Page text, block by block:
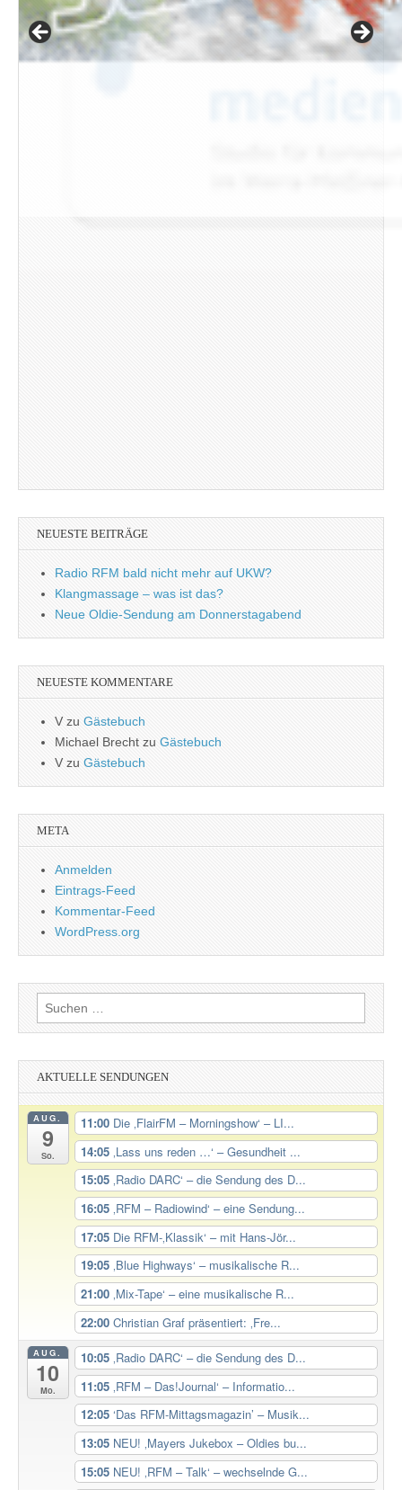
NEUESTE BEITRÄGE
Radio RFM bald nicht mehr auf UKW?
Klangmassage – was ist das?
Neue Oldie-Sendung am Donnerstagabend
NEUESTE KOMMENTARE
V zu Gästebuch
Michael Brecht zu Gästebuch
Vzu Gästebuch
META
Anmelden
Eintrags-Feed
Kommentar-Feed
WordPress.org
Suchen
nach:
AKTUELLE SENDUNGEN
AUG.
9
So.
11:00 Die ‚FlairFM – Morningshow‘ – LI...
14:05 ‚Lass uns reden …‘ – Gesundheit ...
15:05 ‚Radio DARC‘ – die Sendung des D...
16:05 ‚RFM – Radiowind‘ – eine Sendung...
17:05 Die RFM-‚Klassik‘ – mit Hans-Jör...
19:05 ‚Blue Highways‘ – musikalische R...
21:00 ‚Mix-Tape‘ – eine musikalische R...
22:00 Christian Graf präsentiert: ‚Fre...
AUG.
10
Mo.
10:05 ‚Radio DARC‘ – die Sendung des D...
11:05 ‚RFM – Das!Journal‘ – Informatio...
12:05 ‘Das RFM-Mittagsmagazin’ – Musik...
13:05 NEU! ‚Mayers Jukebox – Oldies bu...
15:05 NEU! ‚RFM – Talk‘ – wechselnde G...